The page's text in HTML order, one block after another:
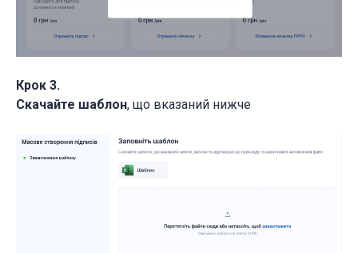
Крок 3.
Скачайте шаблон, що вказаний нижче